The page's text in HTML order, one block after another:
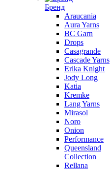
Бренд
Araucania
Aura Yarns
BC Garn
Drops
Casagrande
Cascade Yarns
Erika Knight
Jody Long
Katia
Kremke
Lang Yarns
Mirasol
Noro
Onion
Performance
Queensland
Collection
Rellana